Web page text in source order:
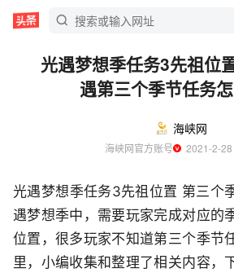
光遇梦想季任务3先祖位
遇第三个季节任务怎
海峡网
海峡网官方账号
2021-2-
光遇梦想季任务3先祖位置 第三个
遇梦想季中，需要玩家完成对应的
位置，很多玩家不知道第三个季节
里，小编收集和整理了相关内容，